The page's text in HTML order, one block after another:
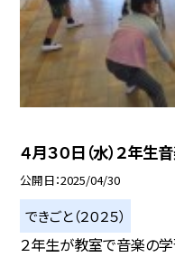
４月３０日（水）２年生
公開日 2025/04/30
できごと（２０２５）
２年生が教室で音楽の